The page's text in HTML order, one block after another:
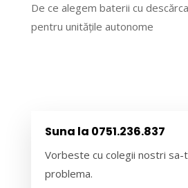
De ce alegem baterii cu
pentru unitățile autonome
Suna la 0751.236.837
Vorbeste cu colegii nostri sa-
problema.